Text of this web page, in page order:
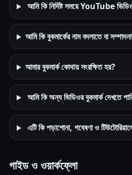
আমি কি নির্দিষ্ট সময়ে YouTube
আমি কি বুকমার্কের নাম বদলাতে বা
আমার বুকমার্ক কোথায় সংরক্ষিত হয়?
আমি কি অন্য ভিডিওর বুকমার্ক দেখতে
এটি কি পড়াশোনা, গবেষণা ও
গাইড ও ওয়ার্কফ্লো